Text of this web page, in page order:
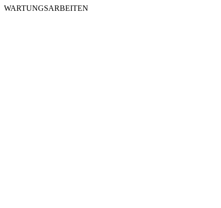
WARTUNGSARBEITEN